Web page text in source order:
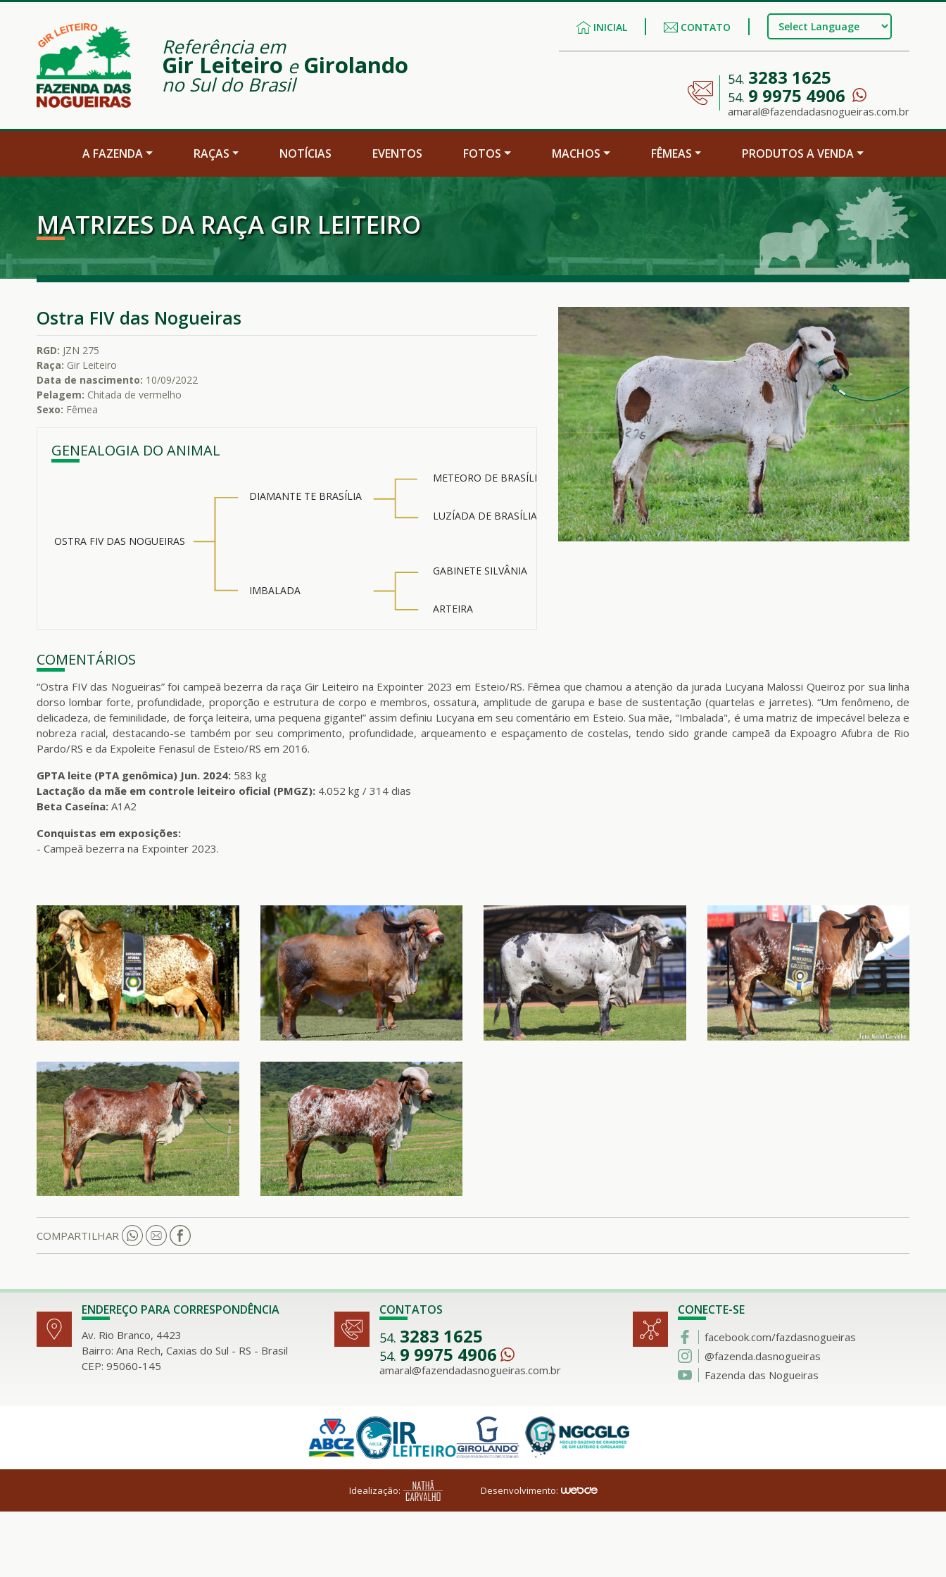
Referência em
Gir Leiteiro e Girolando
no Sul do Brasil
INICIAL CONTATO
54. 3283 1625
54. 9 9975 4906
amaral@fazendadasnogueiras.com.br
A FAZENDA RAÇAS NOTÍCIAS EVENTOS FOTOS MACHOS FÊMEAS PRODUTOS A VENDA
MATRIZES DA RAÇA GIR LEITEIRO
Ostra FIV das Nogueiras
RGD: JZN 275
Raça: Gir Leiteiro
Data de nascimento: 10/09/2022
Pelagem: Chitada de vermelho
Sexo: Fêmea
GENEALOGIA DO ANIMAL
OSTRA FIV DAS NOGUEIRAS
DIAMANTE TE BRASÍLIA
IMBALADA
METEORO DE BRASÍLIA
LUZÍADA DE BRASÍLIA
GABINETE SILVÂNIA
ARTEIRA
COMENTÁRIOS
“Ostra FIV das Nogueiras” foi campeã bezerra da raça Gir Leiteiro na Expointer 2023 em Esteio/RS. Fêmea que chamou a atenção da jurada Lucyana Malossi Queiroz por sua linha
dorso lombar forte, profundidade, proporção e estrutura de corpo e membros, ossatura, amplitude de garupa e base de sustentação (quartelas e jarretes). “Um fenômeno, de
delicadeza, de feminilidade, de força leiteira, uma pequena gigante!” assim definiu Lucyana em seu comentário em Esteio. Sua mãe, "Imbalada", é uma matriz de impecável beleza e
nobreza racial, destacando-se também por seu comprimento, profundidade, arqueamento e espaçamento de costelas, tendo sido grande campeã da Expoagro Afubra de Rio
Pardo/RS e da Expoleite Fenasul de Esteio/RS em 2016.
GPTA leite (PTA genômica) Jun. 2024: 583 kg
Lactação da mãe em controle leiteiro oficial (PMGZ): 4.052 kg / 314 dias
Beta Caseína: A1A2
Conquistas em exposições:
- Campeã bezerra na Expointer 2023.
COMPARTILHAR
ENDEREÇO PARA CORRESPONDÊNCIA
Av. Rio Branco, 4423
Bairro: Ana Rech, Caxias do Sul - RS - Brasil
CEP: 95060-145
CONTATOS
54. 3283 1625
54. 9 9975 4906
amaral@fazendadasnogueiras.com.br
CONECTE-SE
facebook.com/fazdasnogueiras
@fazenda.dasnogueiras
Fazenda das Nogueiras
Idealização: Desenvolvimento: